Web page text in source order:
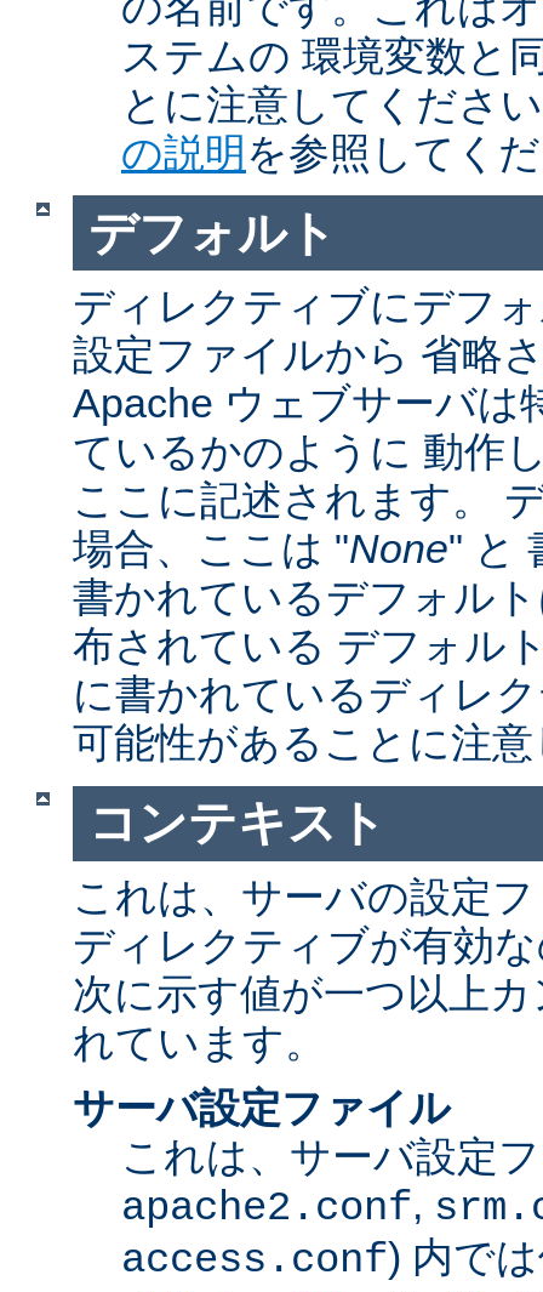
ステムの 環境変数と
とに注意してくださ
の説明 を参照してく
デフォルト
ディレクティブにデフ
設定ファイルから 省略
Apache ウェブサーバは
ているかのように 動作
ここに記述されます。
場合、ここは "None" と
書かれているデフォル
布されている デフォル
に書かれているディレ
可能性があることに注
コンテキスト
これは、サーバの設定
ディレクティブが有効
次に示す値が一つ以上
れています。
サーバ設定ファイル
これは、サーバ設定
apache2.conf,
access.conf) 内で